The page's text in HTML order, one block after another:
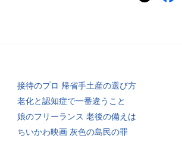
接待のプロ 帰省手土産の選び方
老化と認知症で一番違うこと
娘のフリーランス 老後の備えは
ちいかわ映画 灰色の島民の罪